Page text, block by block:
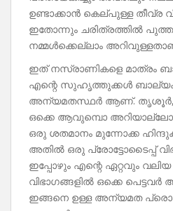
ഉണ്ടാക്കാൻ കെല്പുള്ള തീവ്ര
ഇതോന്നും ചരിത്രത്തിൽ
നമ്മൾക്കെല്ലാം
ഇത് നസ്രാണികളെ മാത്രം
എന്റെ സുഹൃത്തുക്കൾ
അന്യമതസ്ഥർ ആണ്. തൃശൂർ,
ഒക്കെ ആവുമ്പൊ
ഒരു ശതമാനം മുന്നോക്ക
അതിൽ ഒരു പ്രോട്ടോടൈപ്പ്
ഇപ്പോഴും എന്റെ ഏറ്റവും
വിഭാഗങ്ങളിൽ ഒക്കെ
ഇങ്ങനെ ഉള്ള അന്യമത